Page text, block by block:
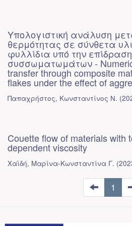
Υπολογιστική ανάλυση
θερμότητας σε σύνθετα
φυλλίδια υπό την επίδραση
συσσωματωμάτων -
transfer through composite
flakes under the effect of
Παπαχρήστος, Κωνσταντίνος Ν. (
Couette flow of materials with
dependent viscosity
Χαϊδή, Μαρίνα-Κωνσταντίνα Γ. (
1